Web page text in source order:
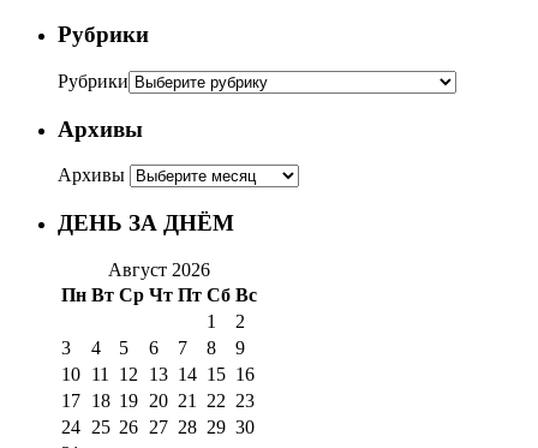
Рубрики
Рубрики
Архивы
Архивы
ДЕНЬ ЗА ДНЁМ
Август 2026
Пн Вт Ср Чт Пт Сб Вс
1
2
3
4 5 6 7 8
9
10 11 12 13 14 15 16
17 18 19 20 21 22 23
24 25 26 27 28 29 30